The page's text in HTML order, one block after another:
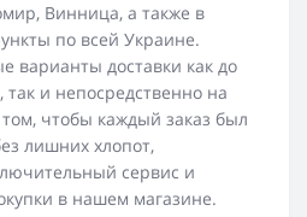
Винница, а также в
по всей Украине.
варианты доставки как до
так и непосредственно на
чтобы каждый заказ был
лишних хлопот,
сервис и
в нашем магазине.